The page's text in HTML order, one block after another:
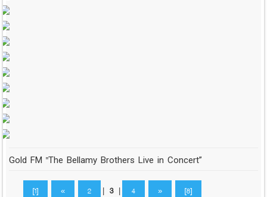
Gold FM "The Bellamy Brothers Live in Concert”
[1] « 2 3| 4 » [8]